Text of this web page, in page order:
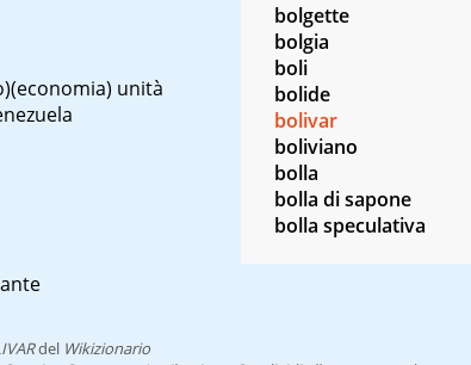
unità
bolgette
bolgia
boli
bolide
bolivar
boliviano
bolla
bolla di sapone
bolla speculativa
del Wikizionario